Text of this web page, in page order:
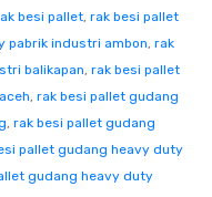
besi pallet, rak besi pallet
pabrik industri ambon, rak
balikapan, rak besi pallet
, rak besi pallet gudang
, rak besi pallet gudang
pallet gudang heavy duty
gudang heavy duty